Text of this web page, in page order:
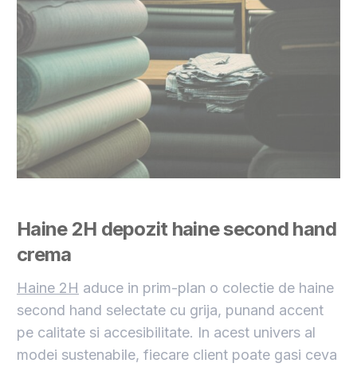
Haine 2H depozit haine second hand
crema
Haine 2H aduce in prim-plan o colectie de haine
second hand selectate cu grija, punand accent
pe calitate si accesibilitate. In acest univers al
modei sustenabile, fiecare client poate gasi ceva